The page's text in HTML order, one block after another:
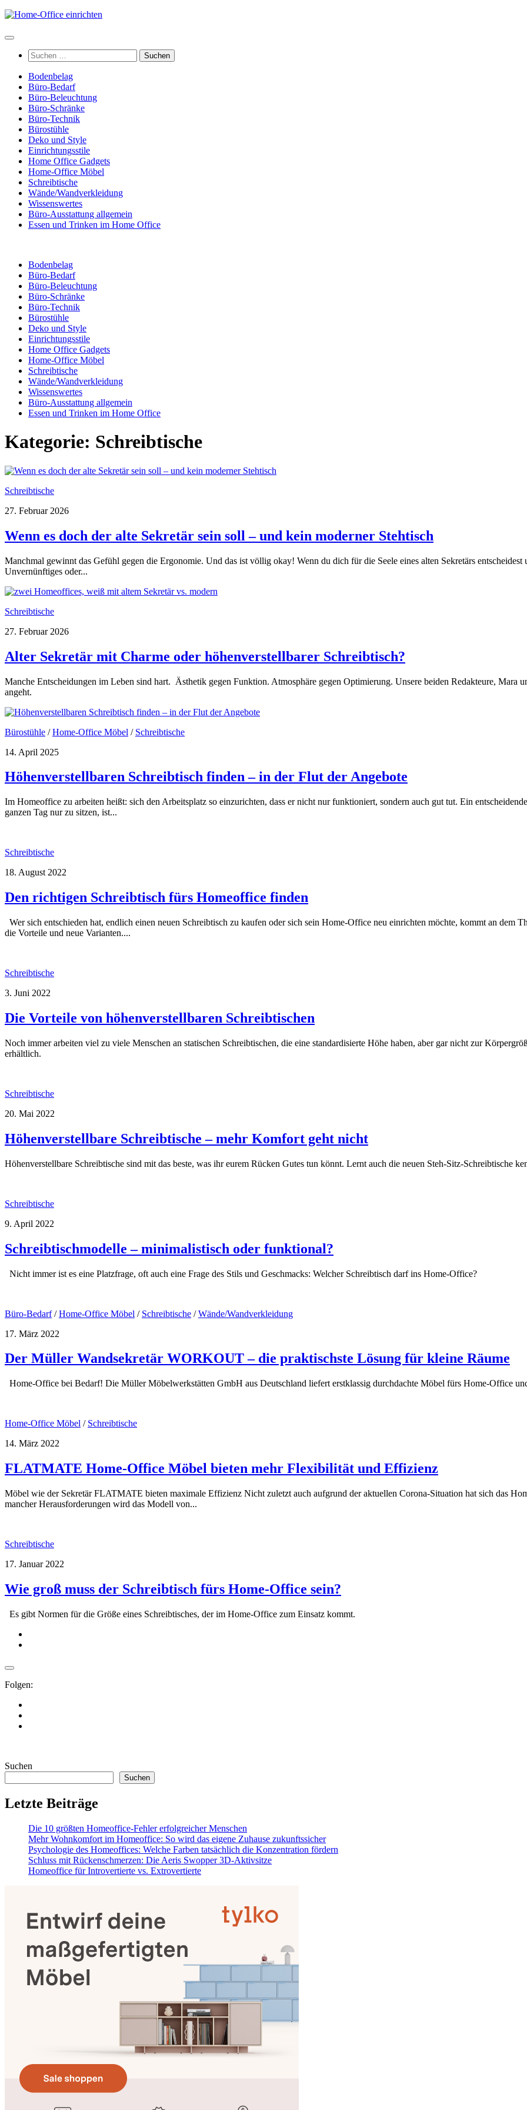
Zum
springen
Suchen
nach:
Bodenbelag
Büro-Bedarf
Büro-Beleuchtung
Büro-Schränke
Büro-Technik
Bürostühle
Deko und Style
Einrichtungsstile
Home Office Gadgets
Home-Office Möbel
Schreibtische
Wände/Wandverkleidung
Wissenswertes
Büro-Ausstattung allgemein
Essen und Trinken im Home Office
Bodenbelag
Büro-Bedarf
Büro-Beleuchtung
Büro-Schränke
Büro-Technik
Bürostühle
Deko und Style
Einrichtungsstile
Home Office Gadgets
Home-Office Möbel
Schreibtische
Wände/Wandverkleidung
Wissenswertes
Büro-Ausstattung allgemein
Essen und Trinken im Home Office
Kategorie: Schreibtische
Schreibtische
27. Februar 2026
Wenn es doch der alte Sekretär sein soll – und kein moderner Stehtisch
Manchmal gewinnt das Gefühl gegen die Ergonomie. Und das ist völlig okay! Wenn du dich für die Seele eines alten Sekretärs
Unvernünftiges oder...
Schreibtische
27. Februar 2026
Alter Sekretär mit Charme oder höhenverstellbarer Schreibtisch?
Manche Entscheidungen im Leben sind hart. Ästhetik gegen Funktion. Atmosphäre gegen Optimierung. Unsere beiden Redakteure, Mara
angeht.
Bürostühle /Home-Office Möbel / Schreibtische
14. April 2025
Höhenverstellbaren Schreibtisch finden – in der Flut der Angebote
Im Homeoffice zu arbeiten heißt: sich den Arbeitsplatz so einzurichten, dass er nicht nur funktioniert, sondern auch gut tut. Ein
ganzen Tag nur zu sitzen, ist...
Schreibtische
18. August 2022
Den richtigen Schreibtisch fürs Homeoffice finden
Wer sich entschieden hat, endlich einen neuen Schreibtisch zu kaufen oder sich sein Home-Office neu einrichten möchte, kommt an dem
die Vorteile und neue Varianten....
Schreibtische
3. Juni 2022
Die Vorteile von höhenverstellbaren Schreibtischen
Noch immer arbeiten viel zu viele Menschen an statischen Schreibtischen, die eine standardisierte Höhe haben, aber gar nicht zur
erhältlich.
Schreibtische
20. Mai 2022
Höhenverstellbare Schreibtische – mehr Komfort geht nicht
Höhenverstellbare Schreibtische sind mit das beste, was ihr eurem Rücken Gutes tun könnt. Lernt auch die neuen Steh-Sitz-Schreibtische
Schreibtische
9. April 2022
Schreibtischmodelle – minimalistisch oder funktional?
Nicht immer ist es eine Platzfrage, oft auch eine Frage des Stils und Geschmacks: Welcher Schreibtisch darf ins Home-Office?
Büro-Bedarf/Home-Office Möbel / Schreibtische /Wände/Wandverkleidung
17. März 2022
Der Müller Wandsekretär WORKOUT – die praktischste Lösung für kleine Räume
Home-Office bei Bedarf! Die Müller Möbelwerkstätten GmbH aus Deutschland liefert erstklassig durchdachte Möbel fürs Home-Office
Home-Office Möbel / Schreibtische
14. März 2022
FLATMATE Home-Office Möbel bieten mehr Flexibilität und Effizienz
Möbel wie der Sekretär FLATMATE bieten maximale Effizienz Nicht zuletzt auch aufgrund der aktuellen Corona-Situation hat sich das
mancher Herausforderungen wird das Modell von...
Schreibtische
17. Januar 2022
Wie groß muss der Schreibtisch fürs Home-Office sein?
Es gibt Normen für die Größe eines Schreibtisches, der im Home-Office zum Einsatz kommt.
Folgen:
Suchen
Suchen
Letzte Beiträge
Die 10 größten Homeoffice-Fehler erfolgreicher Menschen
Mehr Wohnkomfort im Homeoffice: So wird das eigene Zuhause zukunftssicher
Psychologie des Homeoffices: Welche Farben tatsächlich die Konzentration fördern
Schluss mit Rückenschmerzen: Die Aeris Swopper 3D-Aktivsitze
Homeoffice für Introvertierte vs. Extrovertierte